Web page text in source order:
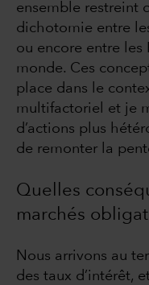
ensemble restreint
dichotomie entre
ou encore entre les
monde. Ces
place dans le
multifactoriel et je
d’actions plus
de remonter la
Quelles
marchés
Nous arrivons au
des taux d’intérêt,